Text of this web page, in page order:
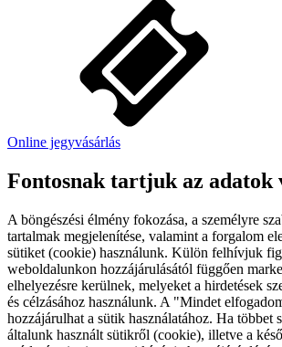
Online jegyvásárlás
Fontosnak tartjuk az adatok
A böngészési élmény fokozása, a személyre
tartalmak megjelenítése, valamint a forgalom
sütiket (cookie) használunk. Külön felhívjuk
weboldalunkon hozzájárulásától függően
elhelyezésre kerülnek, melyeket a hirdetések
és célzásához használunk. A "Mindet
hozzájárulhat a sütik használatához. Ha többet
általunk használt sütikről (cookie), illetve a